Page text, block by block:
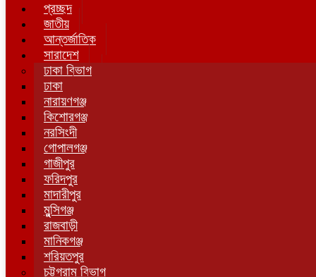
প্রচ্ছদ
জাতীয়
আন্তর্জাতিক
সারাদেশ
ঢাকা বিভাগ
ঢাকা
নারায়ণগঞ্জ
কিশোরগঞ্জ
নরসিংদী
গোপালগঞ্জ
গাজীপুর
ফরিদপুর
মাদারীপুর
মুন্সিগঞ্জ
রাজবাড়ী
মানিকগঞ্জ
শরিয়তপুর
চট্টগ্রাম বিভাগ